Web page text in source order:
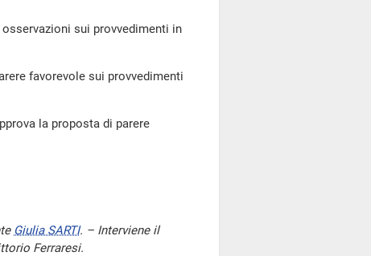
sui provvedimenti in
favorevole sui provvedimenti
la proposta di parere
Giulia SARTI. – Interviene il
Ferraresi.